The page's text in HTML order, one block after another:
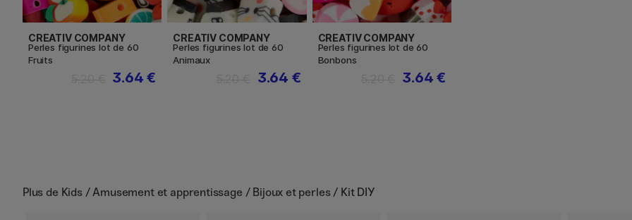
CREATIV COMPANY
Perles figurines lot de 60
Fruits
3.64 €
CREATIV COMPANY
Perles figurines lot de 60
Animaux
3.64 €
CREATIV COMPANY
Perles figurines lot de 60
Bonbons
3.64 €
Plus de Kids / Amusement et apprentissage / Bijoux et perles / Kit DIY